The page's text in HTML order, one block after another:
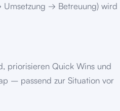
Umsetzung → Betreuung) wird
priorisieren Quick Wins und
– passend zur Situation vor